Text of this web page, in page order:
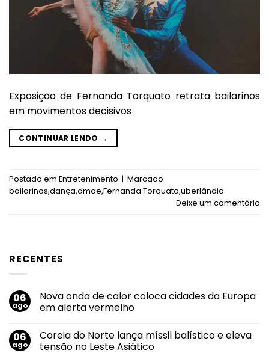
RECENTES
06
ago
Nova onda de calor coloca cidades da Europa
em alerta vermelho
em
Nova
onda
06
ago
Coreia do Norte lança míssil balístico e eleva
tensão no Leste Asiático
Exposição de Fernanda Torquato retrata bailarinos
em movimentos decisivos
CONTINUAR LENDO →
Postado em Entretenimento | Marcado
bailarinos,dança,dmae,Fernanda Torquato,uberlândia
Deixe um comentário